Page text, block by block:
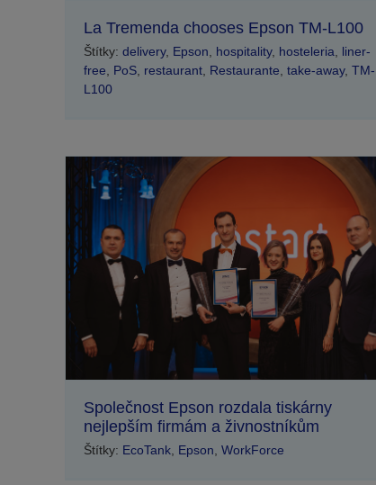
La Tremenda chooses Epson TM-L100
Štítky: delivery, Epson hospitality, hosteleria
liner-
free
PoS restaurant Restaurante take-away, TM-
L100
Společnost Epson rozdala tiskárny
nejlepším firmám a živnostníkům
Štítky: EcoTank Epson WorkForce